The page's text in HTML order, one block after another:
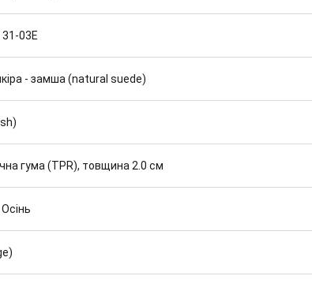
03E
- замша (natural suede)
гума (TPR), товщина 2.0 см